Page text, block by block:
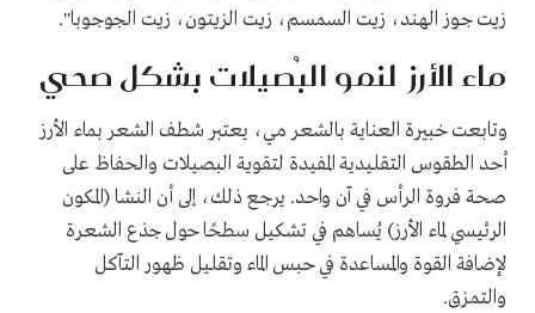
زيت جوز الهند، زيت السمسم، زيت الزيتون، زيت الجوجوبا".
ماء الأرز لنمو البُصيلات بشكل صحي
وتابعت خبيرة العناية بالشعر مي، يعتبر شطف الشعر بماء الأرز
أحد الطقوس التقليدية المفيدة لتقوية البصيلات والحفاظ على
صحة فروة الرأس في آن واحد. يرجع ذلك، إلى أن النشا (المكون
الرئيسي لماء الأرز) يُساهم في تشكيل سطحًا حول جذع الشعرة
لإضافة القوة والمساعدة في حبس الماء وتقليل ظهور التآكل
والتمزق.